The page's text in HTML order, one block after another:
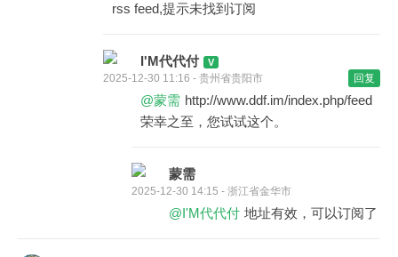
rss feed,提示未找到订阅
I'M代代付
2025-12-30 11:16 - 贵州省贵阳市 回复
@蒙需 http://www.ddf.im/index.php/feed
荣幸之至，您试试这个。
蒙需
2025-12-30 14:15 - 浙江省金华市
@I'M代代付 地址有效，可以订阅了